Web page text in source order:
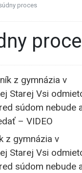
proces
z gymnázia v
Starej Vsi
súdom nebude